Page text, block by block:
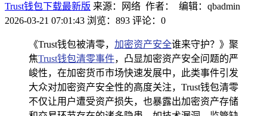
Trust钱包下载最新版 来源：网络 作者： 编辑：qbadmin
2026-03-21 07:01:43 浏览：893 评论：0
《Trust钱包被清零， 加密资产安全谁来守护？》聚
焦Trust钱包清零事件，凸显加密资产安全问题的严
峻性，在加密货币市场快速发展中，此类事件引发
大众对加密资产安全性的高度关注，Trust钱包清零
不仅让用户遭受资产损失，也暴露出加密资产存储